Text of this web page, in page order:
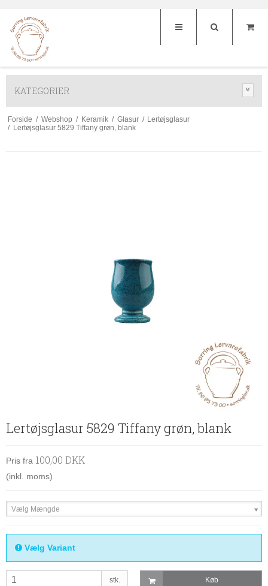
KATEGORIER
Forside / Webshop / Keramik / Glasur / Lertøjsglasur
/ Lertøjsglasur 5829 Tiffany grøn, blank
Lertøjsglasur 5829 Tiffany grøn, blank
Pris fra 100,00 DKK
(inkl. moms)
Vælg Mængde
Vælg Variant
stk. Køb